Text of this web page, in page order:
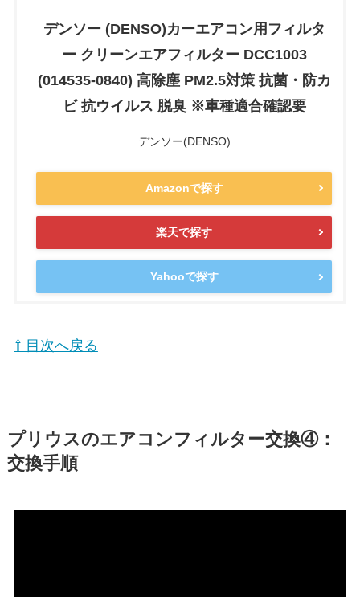
デンソー (DENSO)カーエアコン用フィルタ
ー クリーンエアフィルター DCC1003
(014535-0840) 高除塵 PM2.5対策 抗菌・防カ
ビ 抗ウイルス 脱臭 ※車種適合確認要
デンソー(DENSO)
Amazonで探す
楽天で探す
Yahooで探す
⇧ 目次へ戻る
プリウスのエアコンフィルター交換④：
交換手順